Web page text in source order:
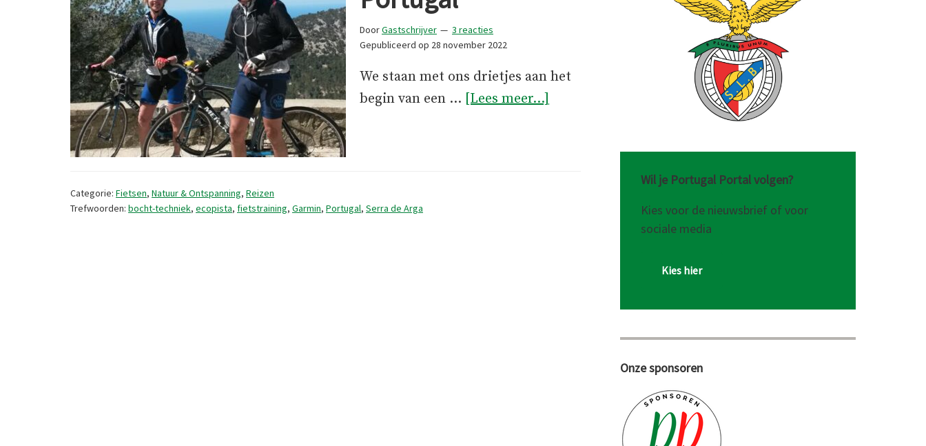
DoorGastschrijver
3 reacties
Gepubliceerd op 28 november 2022
We staan met ons drietjes aan het
begin van een … [Lees meer...]
Categorie: Fietsen, Natuur & Ontspanning, Reizen
Trefwoorden: bocht-techniek, ecopista, fietstraining, Garmin, Portugal, Serra de Arga
Wil je Portugal Portal volgen?
Kies voor de nieuwsbrief of voor
sociale media
Kies hier
Onze sponsoren